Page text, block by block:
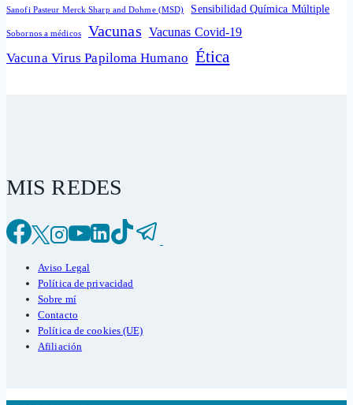
Sanofi Pasteur Merck Sharp and Dohme (MSD) Sensibilidad Química Múltiple
Sobornos a médicos Vacunas Vacunas Covid-19
Vacuna Virus Papiloma Humano Ética
MIS REDES
Aviso Legal
Política de privacidad
Sobre mí
Contacto
Política de cookies (UE)
Afiliación